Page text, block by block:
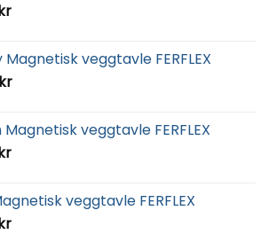
Magnetisk veggtavle FERFLEX
kr
veggtavle FERFLEX
veggtavle FERFLEX